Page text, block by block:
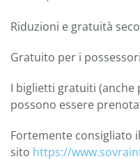
Riduzioni e gratuità
Gratuito per i
I biglietti gratuiti (anche
possono essere
Fortemente consigliato
sito https://